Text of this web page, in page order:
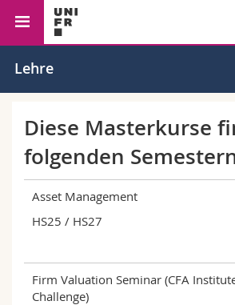
Universität
Campus
Forschung
Weiterbildung
Theologische Fak.
Rechtswissenschaftliche Fak.
Philosophische Fak.
Informationen für
Studieninteressierte
Medien
Ressourcen
Ortsplan
Wirtschafts- und
Fakultät
Lehre
Diese Masterkurse
folgenden
Asset Management
HS25 / HS27
Firm Valuation Seminar (CFA
Challenge)